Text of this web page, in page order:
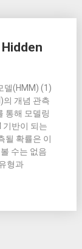
델(HMM) (1)
의 개념 관측
통해 모델링
기반이 되는
될 확률은 이
수는 없음
형과